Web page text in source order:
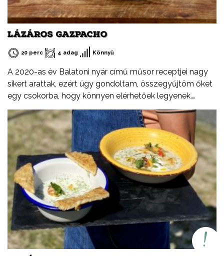
LÁZÁROS GAZPACHO
20 perc 4 adag Könnyű
A 2020-as év Balatoni nyár című műsor receptjei nagy
sikert arattak, ezért úgy gondoltam, összegyűjtöm őket
egy csokorba, hogy könnyen elérhetőek legyenek.
Ezeket a recepteket nem csak nyáron, hanem az év
minden időszakában elkészítheted, mint ahogy a
Balatont is egész évben látogathatod! Jó főzést, és jó
étvágyát kívánok!